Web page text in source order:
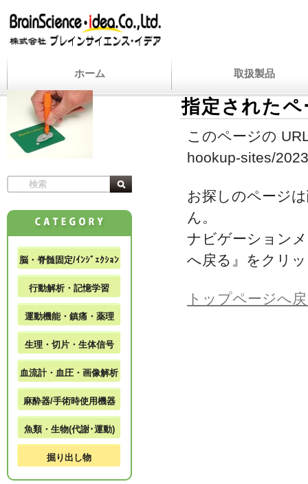
ホーム 取扱製品
指定された
このページの
hookup-sites/
お探しのページ
ん。
ナビゲーション
へ戻る』をクリ
トップページへ
脳・脊髄固定/ｲﾝｼﾞｪｸｼｮﾝ
行動解析・記憶学習
運動機能・鎮痛・薬理
生理・切片・生体信号
血流計・血圧・画像解析
麻酔器/手術時使用機器
魚類・生物(代謝･運動)
掘り出し物